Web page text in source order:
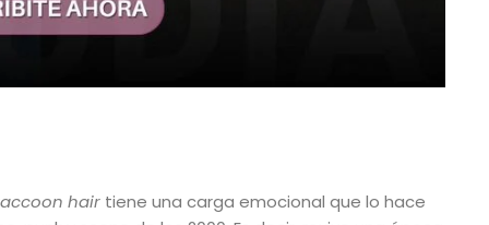
hairtiene una carga emocional que lo hace